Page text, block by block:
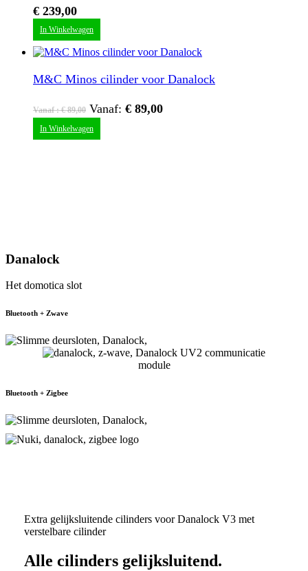
€ 239,00
In Winkelwagen
heeft
meerdere
variaties.
Deze
kan
M&C Minos cilinder voor Danalock
Vanaf :€89,00 Vanaf: € 89,00
In Winkelwagen
Danalock
Het domotica slot
Bluetooth + Zwave
Bluetooth + Zigbee
Extra gelijksluitende cilinders voor Danalock V3 met
verstelbare cilinder
Alle cilinders gelijksluitend.